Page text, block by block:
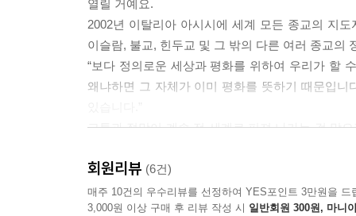
열릴 거예요.
2002년 이탈리아 아시시에 세계 모든 종교의 지
이슬람, 불교, 힌두교 및 그 밖의 다른 여러 종교의
“보다 정의로운 세상과 평화를 위하여 우리가 할
왜냐하면 그 자체가 이미 평화를 뜻하기 때문입
고통과 절망이 계속 전 세계로 퍼져 나가는 걸 막
리 다시 한 번 잘 지내 보자.”라고 말하는 것도 마
--- p.41
회원리뷰 (6건)
매주 10건의 우수리뷰를 선정하여 YES포인트 3만원을 드
3,000원 이상 구매 후 리뷰 작성 시 일반회원 300원, 마니